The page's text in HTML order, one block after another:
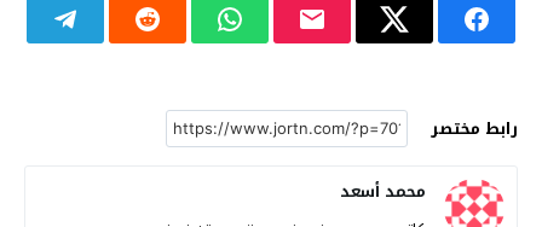
رابط مختصر
محمد أسعد